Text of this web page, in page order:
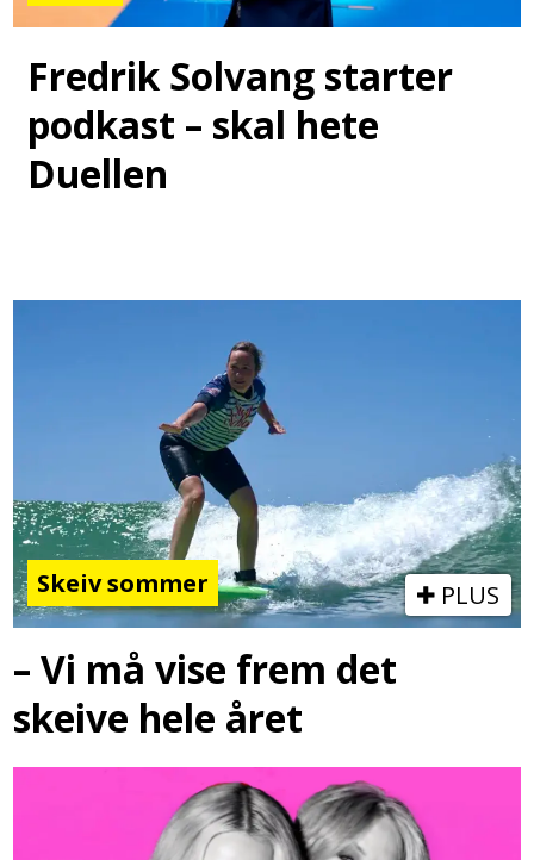
Fredrik Solvang starter
podkast – skal hete
Duellen
Skeiv sommer PLUS
– Vi må vise frem det
skeive hele året